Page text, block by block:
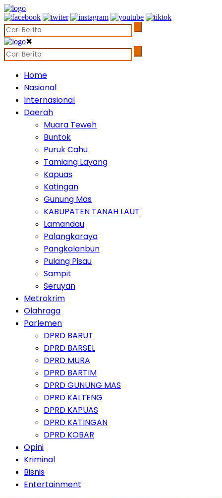
✖
Home
Nasional
Internasional
Daerah
Muara Teweh
Buntok
Puruk Cahu
Tamiang Layang
Kapuas
Katingan
Gunung Mas
KABUPATEN TANAH LAUT
Lamandau
Palangkaraya
Pangkalanbun
Pulang Pisau
Sampit
Seruyan
Metrokrim
Olahraga
Parlemen
DPRD BARUT
DPRD BARSEL
DPRD MURA
DPRD BARTIM
DPRD GUNUNG MAS
DPRD KALTENG
DPRD KAPUAS
DPRD KATINGAN
DPRD KOBAR
Opini
Kriminal
Bisnis
Entertainment